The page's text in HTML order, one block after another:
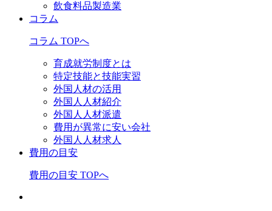
飲食料品製造業
コラム
コラム TOPへ
育成就労制度とは
特定技能と技能実習
外国人材の活用
外国人人材紹介
外国人人材派遣
費用が異常に安い会社
外国人人材求人
費用の目安
費用の目安 TOPへ